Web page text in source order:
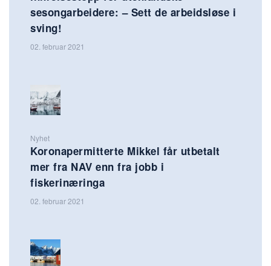
sesongarbeidere: – Sett de arbeidsløse i
sving!
02. februar 2021
Nyhet
Koronapermitterte Mikkel får utbetalt
mer fra NAV enn fra jobb i
fiskerinæringa
02. februar 2021